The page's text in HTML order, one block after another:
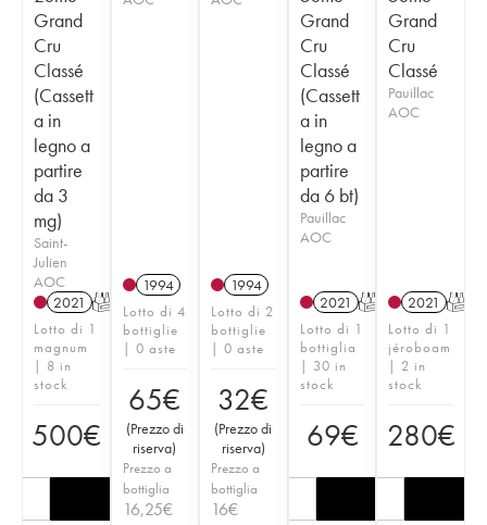
Grand
Cru
Classé
(Cassett
a in
legno a
partire
da 3
mg)
Saint-
Julien
AOC
2021 T
Lotto di 1
magnum
| 8 in
stock
500€
1994
Lotto di 4
bottiglie
| 0 aste
65€
(Prezzo di
riserva)
Prezzo a
bottiglia
16,25€
1994
Lotto di 2
bottiglie
| 0 aste
32€
(Prezzo di
riserva)
Prezzo a
bottiglia
16€
Grand
Cru
Classé
(Cassett
a in
legno a
partire
da 6 bt)
Pauillac
AOC
2021 T
Lotto di 1
bottiglia
| 30 in
stock
69€
Grand
Cru
Classé
Pauillac
AOC
2021 T
Lotto di 1
jéroboam
| 2 in
stock
280€